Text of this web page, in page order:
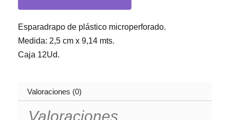
cm
x
9,14
cantidad
Esparadrapo de plástico microperforado.
Medida: 2,5 cm x 9,14 mts.
Caja 12Ud.
Valoraciones (0)
Valoraciones